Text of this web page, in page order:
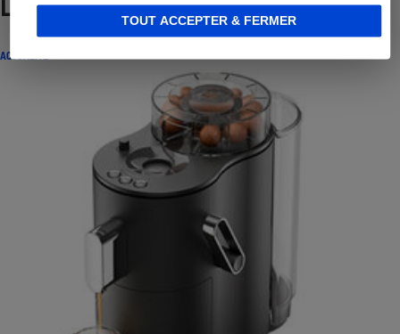
TOUT ACCEPTER & FERMER
Lire aussi
ACTUALITÉ